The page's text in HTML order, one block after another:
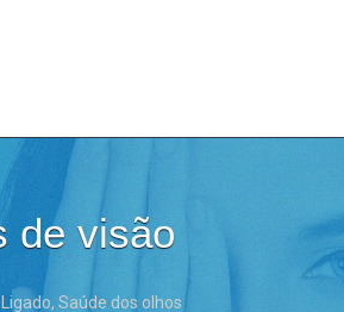
de visão
, Saúde dos olhos